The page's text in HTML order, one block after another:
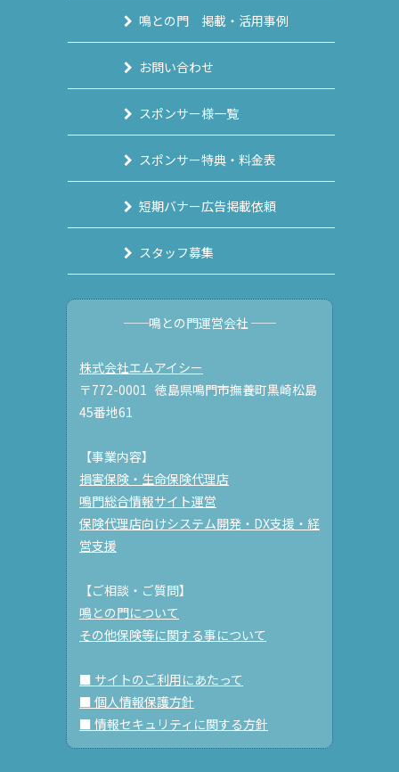
鳴との門 掲載・活用事例
お問い合わせ
スポンサー様一覧
スポンサー特典・料金表
短期バナー広告掲載依頼
スタッフ募集
──鳴との門運営会社 ──
株式会社エムアイシー
〒772-0001 徳島県鳴門市撫養町黒崎松島
45番地61
【事業内容】
損害保険・生命保険代理店
鳴門総合情報サイト運営
保険代理店向けシステム開発・DX支援・経
営支援
【ご相談・ご質問】
鳴との門について
その他保険等に関する事について
■ サイトのご利用にあたって
■ 個人情報保護方針
■ 情報セキュリティに関する方針